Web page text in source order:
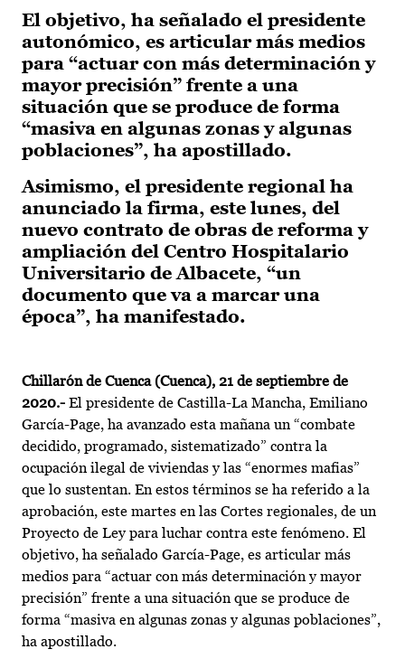
El objetivo, ha señalado el presidente
autonómico, es articular más medios
para “actuar con más determinación y
mayor precisión” frente a una
situación que se produce de forma
“masiva en algunas zonas y algunas
poblaciones”, ha apostillado.
Asimismo, el presidente regional ha
anunciado la firma, este lunes, del
nuevo contrato de obras de reforma y
ampliación del Centro Hospitalario
Universitario de Albacete, “un
documento que va a marcar una
época”, ha manifestado.
Chillarón de Cuenca (Cuenca), 21 de septiembre de
2020.- El presidente de Castilla-La Mancha, Emiliano
García-Page, ha avanzado esta mañana un “combate
decidido, programado, sistematizado” contra la
ocupación ilegal de viviendas y las “enormes mafias”
que lo sustentan. En estos términos se ha referido a la
aprobación, este martes en las Cortes regionales, de un
Proyecto de Ley para luchar contra este fenómeno. El
objetivo, ha señalado García-Page, es articular más
medios para “actuar con más determinación y mayor
precisión” frente a una situación que se produce de
forma “masiva en algunas zonas y algunas poblaciones”,
ha apostillado.